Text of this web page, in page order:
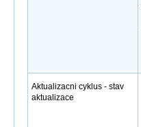
Aktualizacni cyklus - stav
aktualizace